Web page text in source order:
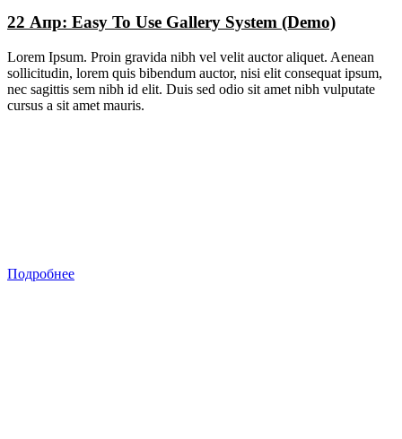
22 Апр: Easy To Use Gallery System (Demo)
Lorem Ipsum. Proin gravida nibh vel velit auctor aliquet. Aenean
sollicitudin, lorem quis bibendum auctor, nisi elit consequat ipsum,
nec sagittis sem nibh id elit. Duis sed odio sit amet nibh vulputate
cursus a sit amet mauris.
Подробнее